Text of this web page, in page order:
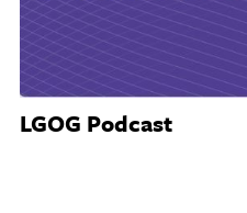
LGOG Podcast